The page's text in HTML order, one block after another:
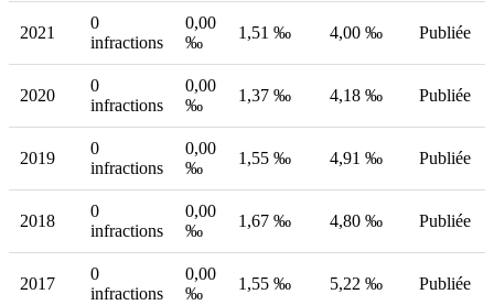
2021
0
infractions
0,00
‰
1,51 ‰ 4,00 ‰ Publiée
2020
0
infractions
0,00
‰
1,37 ‰ 4,18 ‰ Publiée
2019
0
infractions
0,00
‰
1,55 ‰ 4,91 ‰ Publiée
2018
0
infractions
0,00
‰
1,67 ‰ 4,80 ‰ Publiée
2017
0
infractions
0,00
‰
1,55 ‰ 5,22 ‰ Publiée